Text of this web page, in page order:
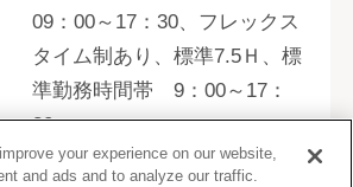
09：00～17：30、フレックス
タイム制あり、標準7.5Ｈ、標
準勤務時間帯 9：00～17：
30
正社員
your experience on our website,
and ads and to analyze our traffic.